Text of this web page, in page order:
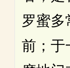
罗蜜多
前；于